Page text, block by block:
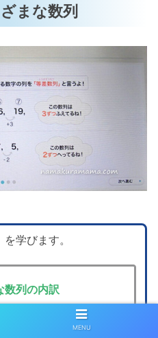
まな数列
学びます。
数列の内訳
MENU